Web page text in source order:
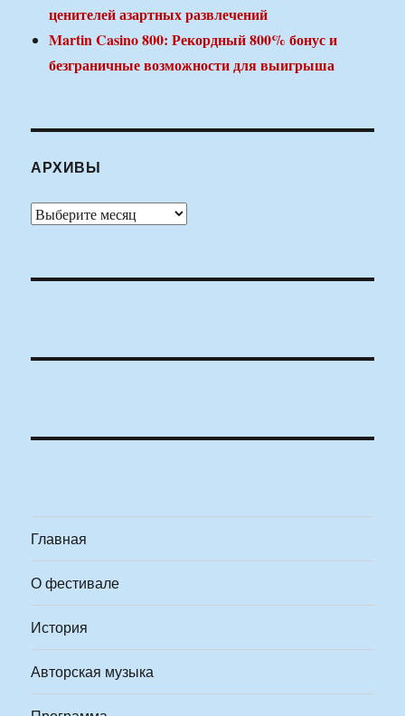
ценителей азартных развлечений
Martin Casino 800: Рекордный 800% бонус и
безграничные возможности для выигрыша
АРХИВЫ
Архивы
Главная
О фестивале
История
Авторская музыка